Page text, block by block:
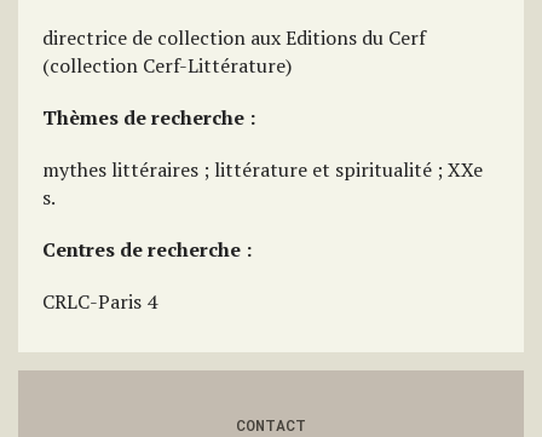
directrice de collection aux Editions du Cerf
(collection Cerf-Littérature)
Thèmes de recherche :
mythes littéraires ; littérature et spiritualité ; XXe
s.
Centres de recherche :
CRLC-Paris 4
CONTACT